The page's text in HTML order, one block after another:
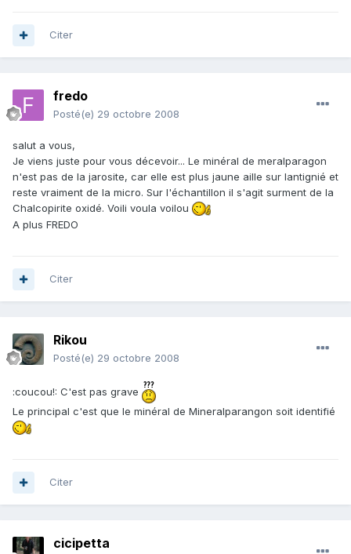
Citer
fredo
Posté(e) 29 octobre 2008
salut a vous,
Je viens juste pour vous décevoir... Le minéral de meralparagon
n'est pas de la jarosite, car elle est plus jaune aille sur lantignié et
reste vraiment de la micro. Sur l'échantillon il s'agit surment de la
Chalcopirite oxidé. Voili voula voilou
A plus FREDO
Citer
Rikou
Posté(e) 29 octobre 2008
:coucou!: C'est pas grave
Le principal c'est que le minéral de Mineralparangon soit identifié
Citer
cicipetta